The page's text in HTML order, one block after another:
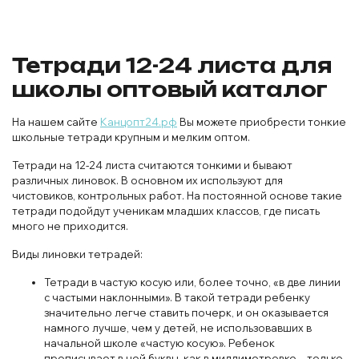
Тетради 12-24 листа для
школы оптовый каталог
На нашем сайте Канцопт24.рф Вы можете приобрести тонкие
школьные тетради крупным и мелким оптом.
Тетради на 12-24 листа считаются тонкими и бывают
различных линовок. В основном их используют для
чистовиков, контрольных работ. На постоянной основе такие
тетради подойдут ученикам младших классов, где писать
много не приходится.
Виды линовки тетрадей:
Тетради в частую косую или, более точно, «в две линии
с частыми наклонными». В такой тетради ребенку
значительно легче ставить почерк, и он оказывается
намного лучше, чем у детей, не использовавших в
начальной школе «частую косую». Ребенок